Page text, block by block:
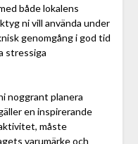
både lokalens
ni vill använda under
genomgång i god tid
stressiga
noggrant planera
en inspirerande
måste
varumärke och